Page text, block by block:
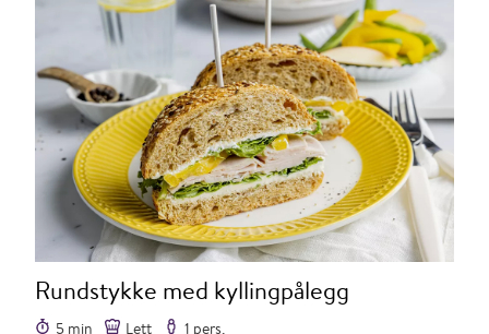
Rundstykke med kyllingpålegg
5 min Lett 1 pers.